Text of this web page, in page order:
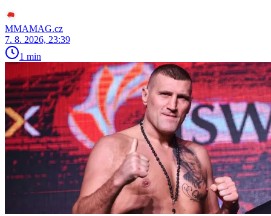
MMAMAG.cz
7. 8. 2026, 23:39
1 min